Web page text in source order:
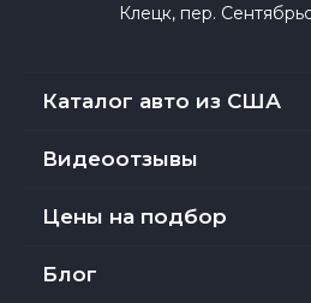
Клецк, пер.
Каталог авто из США
Видеоотзывы
Цены на подбор
Блог